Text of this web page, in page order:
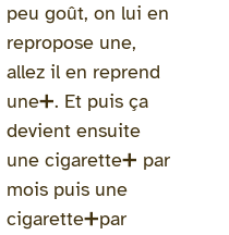
peu goût, on lui en
repropose une,
allez il en reprend
une➕. Et puis ça
devient ensuite
une cigarette➕ par
mois puis une
cigarette➕par